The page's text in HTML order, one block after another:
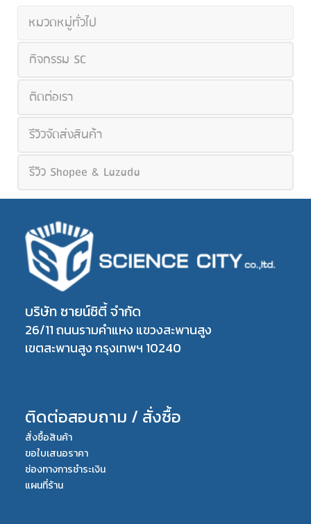
หมวดหมู่ทั่วไป
กิจกรรม SC
ติดต่อเรา
รีวิวจัดส่งสินค้า
รีวิว Shopee & Lazada
บริษัท ซายน์ซิตี้ จำกัด
26/11 ถนนรามคำแหง แขวงสะพานสูง
เขตสะพานสูง กรุงเทพฯ 10240
ติดต่อสอบถาม / สั่งซื้อ
สั่งซื้อสินค้า
ขอใบเสนอราคา
ช่องทางการชำระเงิน
แผนที่ร้าน